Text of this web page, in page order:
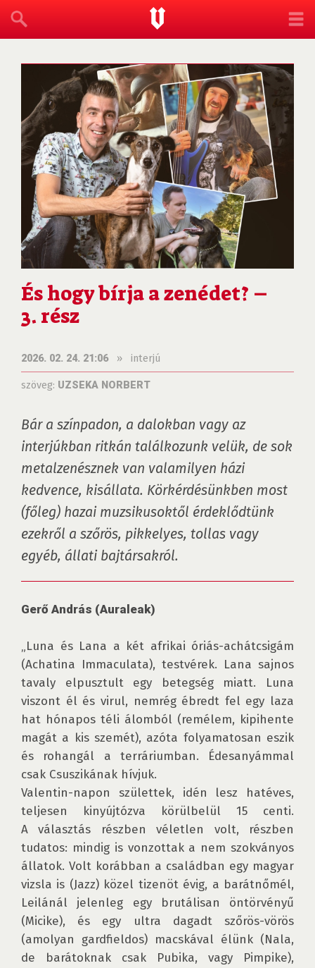
És hogy bírja a zenédet? –
3. rész
2026. 02. 24. 21:06» interjú
szöveg: UZSEKA NORBERT
Bár a színpadon, a dalokban vagy az
interjúkban ritkán találkozunk velük, de sok
metalzenésznek van valamilyen házi
kedvence, kisállata. Körkérdésünkben most
(főleg) hazai muzsikusoktől érdeklődtünk
ezekről a szőrös, pikkelyes, tollas vagy
egyéb, állati bajtársakról.
Gerő András (Auraleak)
„Luna és Lana a két afrikai óriás-achátcsigám
(Achatina Immaculata), testvérek. Lana sajnos
tavaly elpusztult egy betegség miatt. Luna
viszont él és virul, nemrég ébredt fel egy laza
hat hónapos téli álomból (remélem, kipihente
magát a kis szemét), azóta folyamatosan eszik
és rohangál a terráriumban. Édesanyámmal
csak Csuszikának hívjuk.
Valentin-napon születtek, idén lesz hatéves,
teljesen kinyújtózva körülbelül 15 centi.
A választás részben véletlen volt, részben
tudatos: mindig is vonzottak a nem szokványos
állatok. Volt korábban a családban egy magyar
vizsla is (Jazz) közel tizenöt évig, a barátnőmél,
Leilánál jelenleg egy brutálisan öntörvényű
(Micike), és egy ultra dagadt szőrös-vörös
(amolyan gardfieldos) macskával élünk (Nala,
de barátoknak csak Pubika, vagy Pimpike),